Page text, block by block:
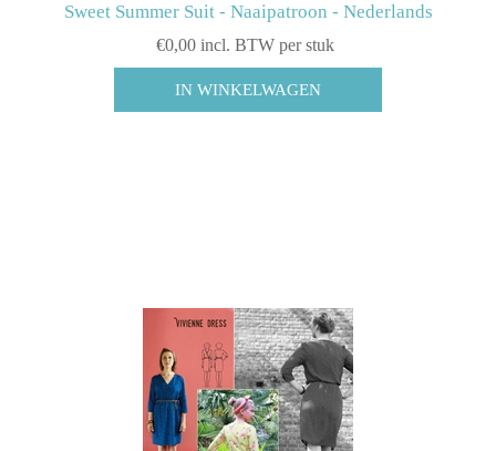
Sweet Summer Suit - Naaipatroon - Nederlands
€0,00 incl. BTW per stuk